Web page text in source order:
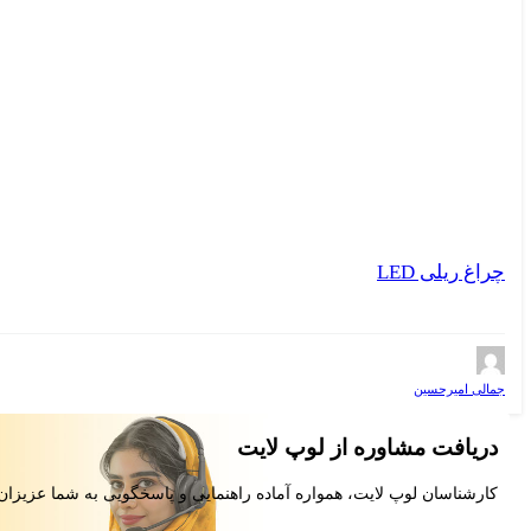
چراغ ریلی LED
جمالی امیرحسین
دریافت مشاوره از لوپ لایت
کارشناسان لوپ لایت، همواره آماده راهنمایی و پاسخگویی به شما